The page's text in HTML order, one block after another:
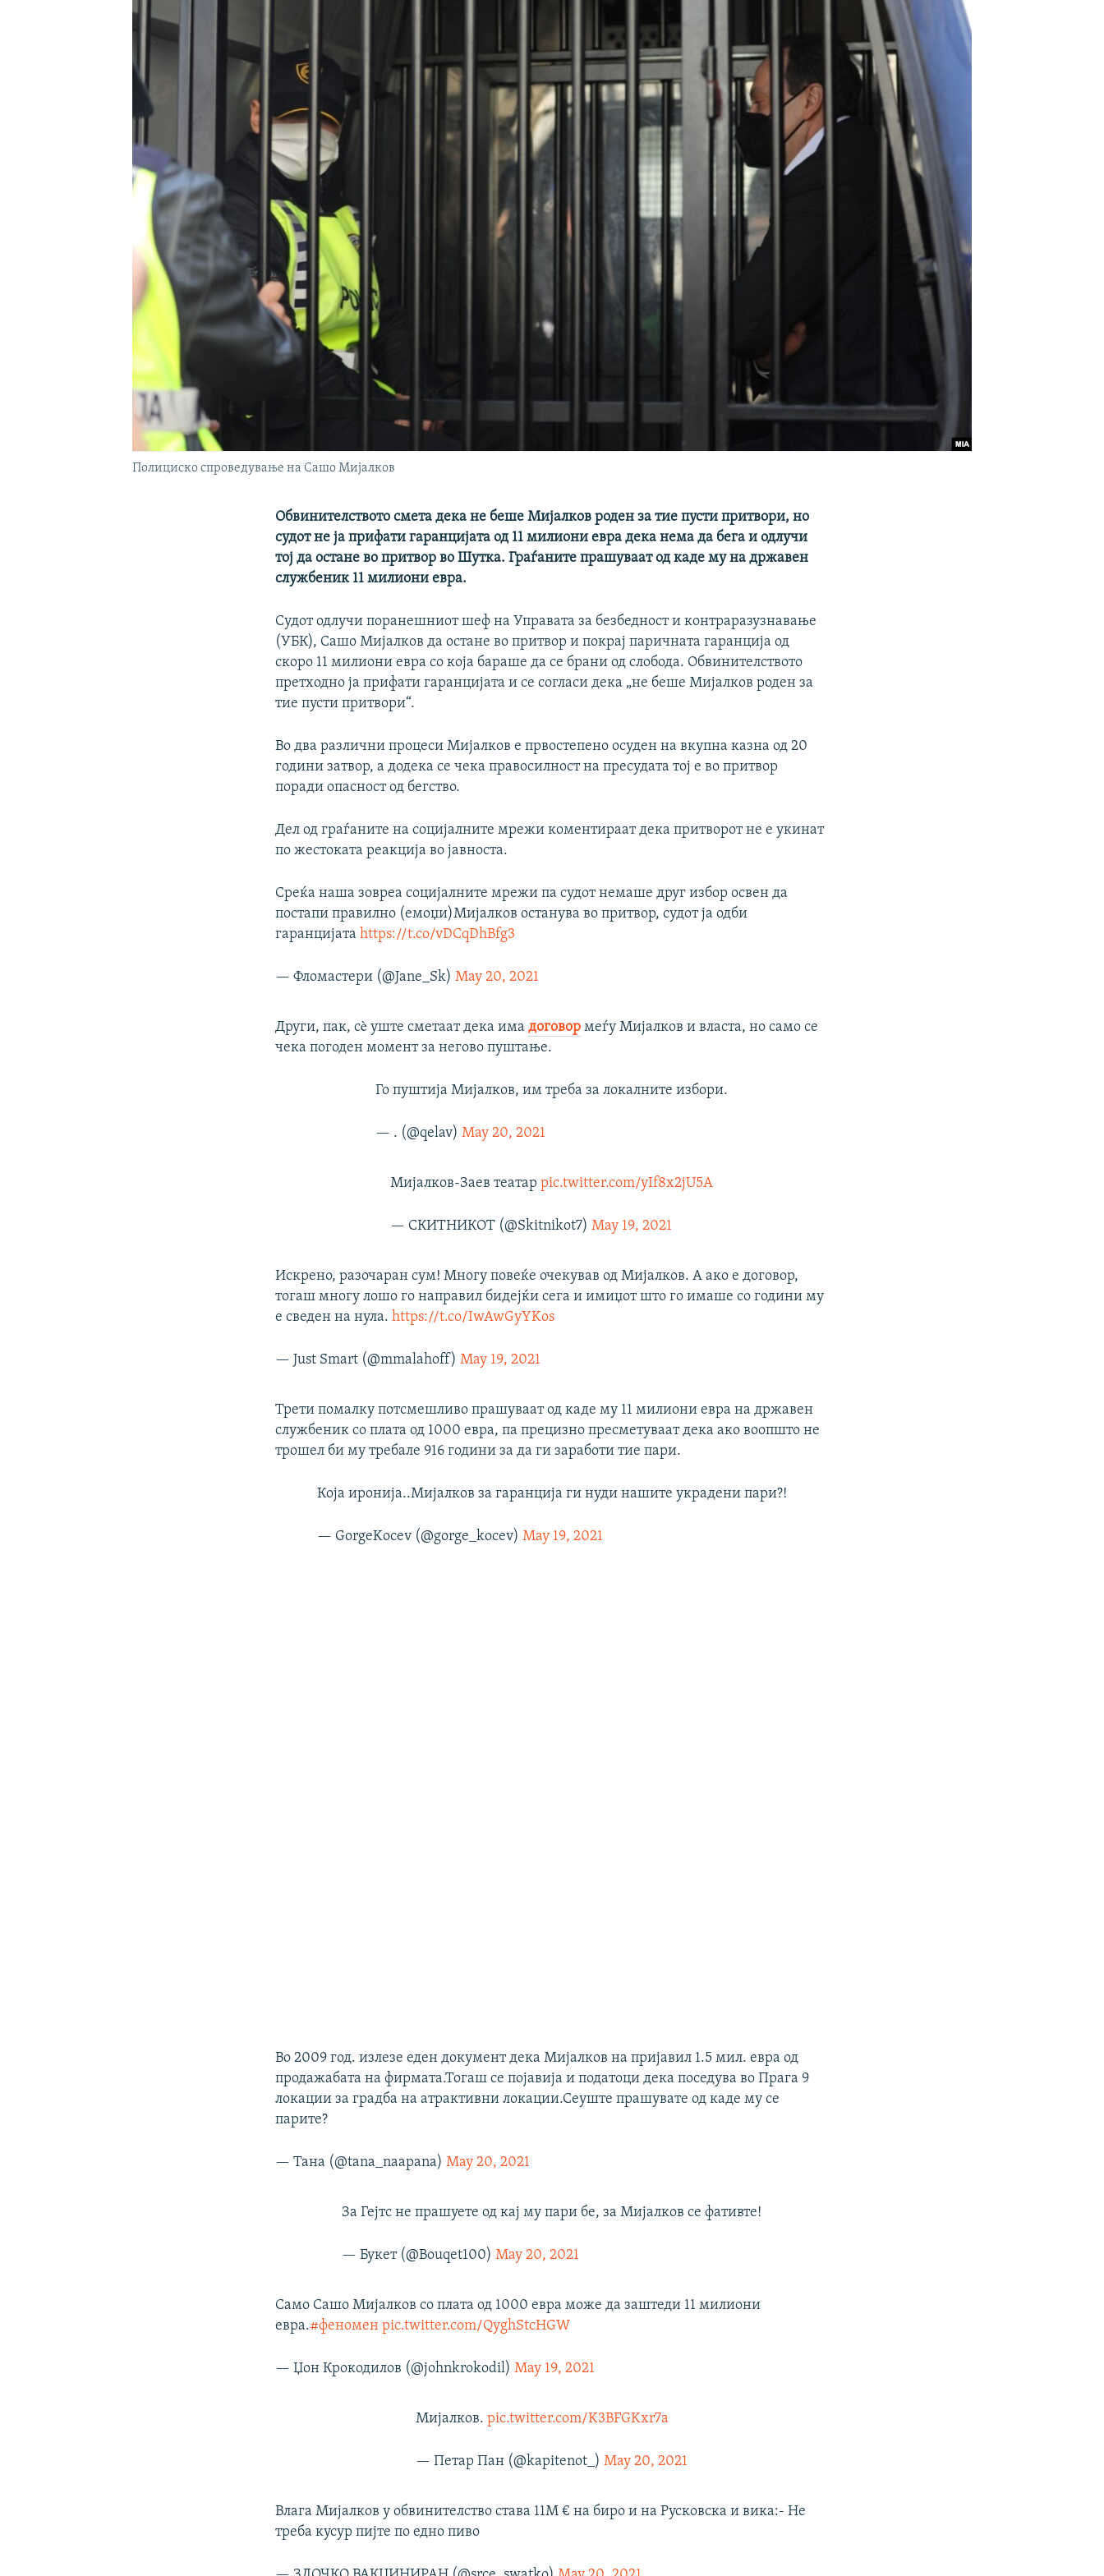
Полициско спроведување на Сашо Мијалков
Обвинителството смета дека не беше Мијалков роден за тие пусти притвори, но
судот не ја прифати гаранцијата од 11 милиони евра дека нема да бега и одлучи
тој да остане во притвор во Шутка. Граѓаните прашуваат од каде му на државен
службеник 11 милиони евра.
Судот одлучи поранешниот шеф на Управата за безбедност и контраразузнавање
(УБК), Сашо Мијалков да остане во притвор и покрај паричната гаранција од
скоро 11 милиони евра со која бараше да се брани од слобода. Обвинителството
претходно ја прифати гаранцијата и се согласи дека „не беше Мијалков роден за
тие пусти притвори“.
Во два различни процеси Мијалков е првостепено осуден на вкупна казна од 20
години затвор, а додека се чека правосилност на пресудата тој е во притвор
поради опасност од бегство.
Дел од граѓаните на социјалните мрежи коментираат дека притворот не е укинат
по жестоката реакција во јавноста.
Среќа наша зовреа социјалните мрежи па судот немаше друг избор освен да
постапи правилно (емоџи)Мијалков останува во притвор, судот ја одби
гаранцијатаhttps://t.co/vDCqDhBfg3
— Фломастери (@Jane_Sk)May 20, 2021
Други, пак, сè уште сметаат дека имадоговор меѓу Мијалков и власта, но само се
чека погоден момент за негово пуштање.
Го пуштија Мијалков, им треба за локалните избори.
— . (@qelav)May 20, 2021
Мијалков-Заев театарpic.twitter.com/yIf8x2jU5A
— СКИТНИКОТ (@Skitnikot7)May 19, 2021
Искрено, разочаран сум! Многу повеќе очекував од Мијалков. А ако е договор,
тогаш многу лошо го направил бидејќи сега и имиџот што го имаше со години му
е сведен на нула.https://t.co/IwAwGyYKos
— Just Smart (@mmalahoff)May 19, 2021
Трети помалку потсмешливо прашуваат од каде му 11 милиони евра на државен
службеник со плата од 1000 евра, па прецизно пресметуваат дека ако воопшто не
трошел би му требале 916 години за да ги заработи тие пари.
Која иронија..Мијалков за гаранција ги нуди нашите украдени пари?!
— GorgeKocev (@gorge_kocev) May 19, 2021
Во 2009 год. излезе еден документ дека Мијалков на пријавил 1.5 мил. евра од
продажабата на фирмата.Тогаш се појавија и податоци дека поседува во Прага 9
локации за градба на атрактивни локации.Сеуште прашувате од каде му се
парите?
— Тана (@tana_naapana)May 20, 2021
За Гејтс не прашуете од кај му пари бе, за Мијалков се фативте!
— Букет (@Bouqet100)May 20, 2021
Само Сашо Мијалков со плата од 1000 евра може да заштеди 11 милиони
евра.#феномен pic.twitter.com/QyghStcHGW
— Џон Крокодилов (@johnkrokodil)May 19, 2021
Мијалков.pic.twitter.com/K3BFGKxr7a
— Петар Пан (@kapitenot_)May 20, 2021
Влага Мијалков у обвинителство става 11М € на биро и на Русковска и вика:- Не
треба кусур пијте по едно пиво